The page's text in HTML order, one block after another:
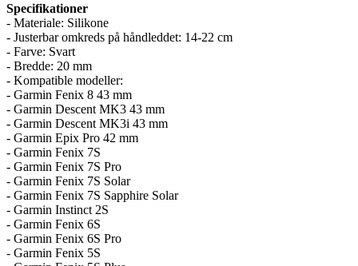
Specifikationer
- Materiale: Silikone
- Justerbar omkreds på håndleddet: 14-22 cm
- Farve: Svart
- Bredde: 20 mm
- Kompatible modeller:
- Garmin Fenix 8 43 mm
- Garmin Descent MK3 43 mm
- Garmin Descent MK3i 43 mm
- Garmin Epix Pro 42 mm
- Garmin Fenix 7S
- Garmin Fenix 7S Pro
- Garmin Fenix 7S Solar
- Garmin Fenix 7S Sapphire Solar
- Garmin Instinct 2S
- Garmin Fenix 6S
- Garmin Fenix 6S Pro
- Garmin Fenix 5S